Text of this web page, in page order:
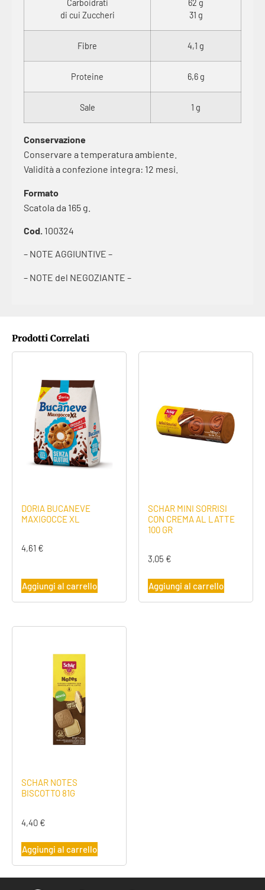
Carboidrati
di cui Zuccheri
62 g
31 g
Fibre 4,1 g
Proteine 6,6 g
Sale 1 g
Conservazione
Conservare a temperatura ambiente.
Validità a confezione integra: 12 mesi.
Formato
Scatola da 165 g.
Cod. 100324
– NOTE AGGIUNTIVE –
– NOTE del NEGOZIANTE –
Prodotti Correlati
DORIA BUCANEVE
MAXIGOCCE XL
4,61 €
Aggiungi al carrello
SCHAR MINI SORRISI
CON CREMA AL LATTE
100 GR
3,05 €
Aggiungi al carrello
SCHAR NOTES
BISCOTTO 81G
4,40 €
Aggiungi al carrello